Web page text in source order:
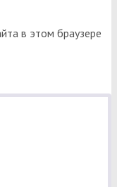
в этом браузере